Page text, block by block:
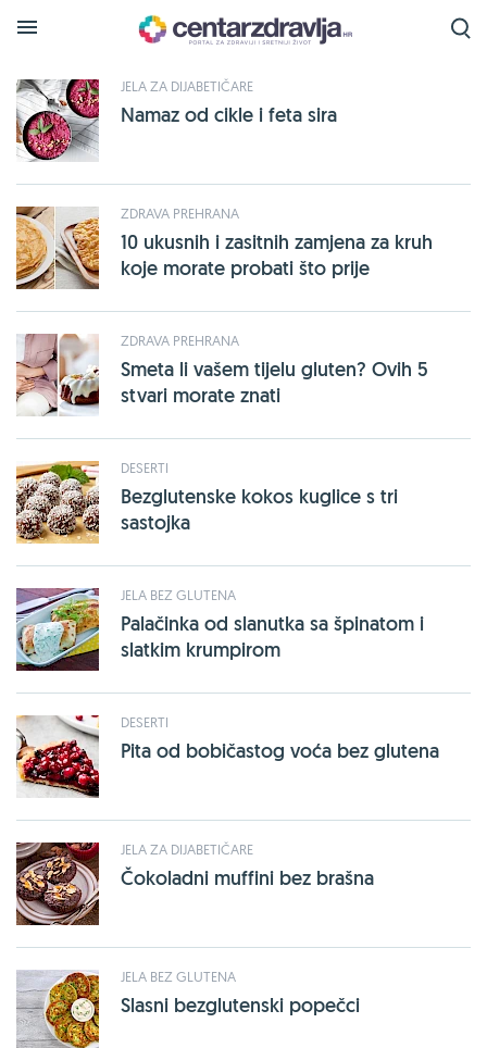
Tražena oznakajela-bez-glutena
je pronađena na
sljedećim stranicama:
JELA ZA DIJABETIČARE
Namaz od cikle i feta sira
ZDRAVA PREHRANA
10 ukusnih i zasitnih zamjena za kruh
koje morate probati što prije
ZDRAVA PREHRANA
Smeta li vašem tijelu gluten? Ovih 5
stvari morate znati
DESERTI
Bezglutenske kokos kuglice s tri
sastojka
JELA BEZ GLUTENA
Palačinka od slanutka sa špinatom i
slatkim krumpirom
DESERTI
Pita od bobičastog voća bez glutena
JELA ZA DIJABETIČARE
Čokoladni muffini bez brašna
JELA BEZ GLUTENA
Slasni bezglutenski popečci